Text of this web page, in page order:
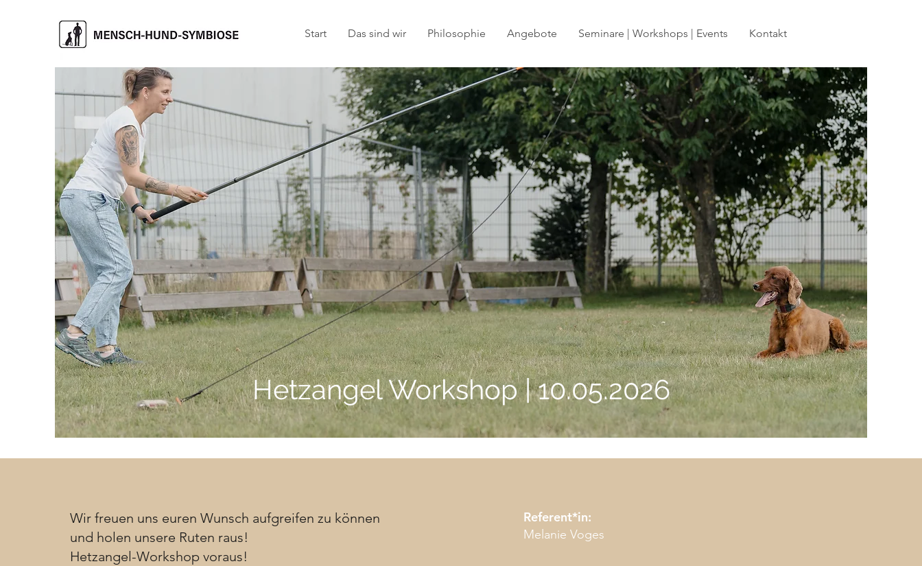
Start Das sind wir Philosophie Angebote Seminare | Workshops | Events Kontakt
Hetzangel Workshop | 10.05.2026
Wir freuen uns euren Wunsch aufgreifen zu können
und holen unsere Ruten raus!
Hetzangel-Workshop voraus!
Referent*in:
Melanie Voges